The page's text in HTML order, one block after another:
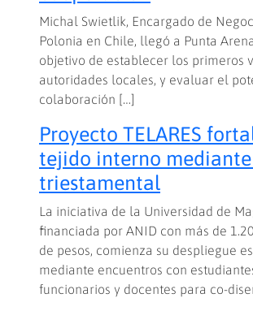
Michal Swietlik, Encargado de
Polonia en Chile, llegó a Punta
objetivo de establecer los primeros
autoridades locales, y evaluar el
colaboración […]
Proyecto TELARES
tejido interno
triestamental
La iniciativa de la Universidad de
financiada por ANID con más de
de pesos, comienza su despliegue
mediante encuentros con
funcionarios y docentes para co-